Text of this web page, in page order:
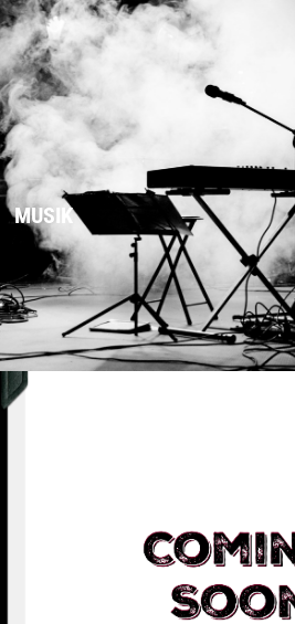
MUSIK